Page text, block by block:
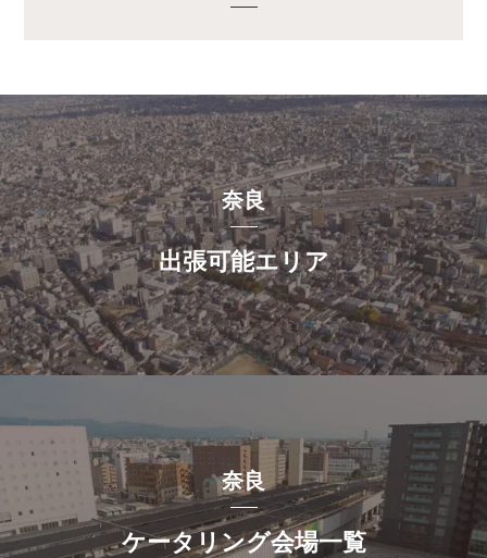
奈良
出張可能エリア
奈良
ケータリング会場一覧